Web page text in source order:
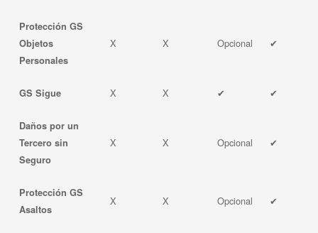
Protección GS
Objetos
Personales
X X Opcional ✔
GS Sigue X X ✔ ✔
Daños por un
Tercero sin
Seguro
X X Opcional ✔
Protección GS
Asaltos
X X Opcional ✔